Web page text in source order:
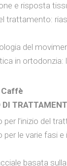
e risposta
trattamento:
del
in ortodonzia:
Caffè
DI
l’inizio del
le varie fasi e
basata